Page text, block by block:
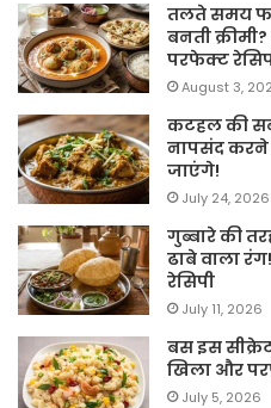
तलते समय फट
बनती
परफेक्ट
August 3,
कटहल की
नापसंद करने
जाएंगे!
July 24, 2026
गुब्बारे की
ढाबे वाला
रेसिपी
July 11, 2026
बस इस
खिला और
July 5, 2026